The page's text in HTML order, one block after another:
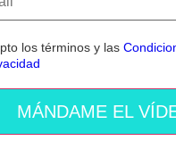
los términos y las
MÁNDAME EL